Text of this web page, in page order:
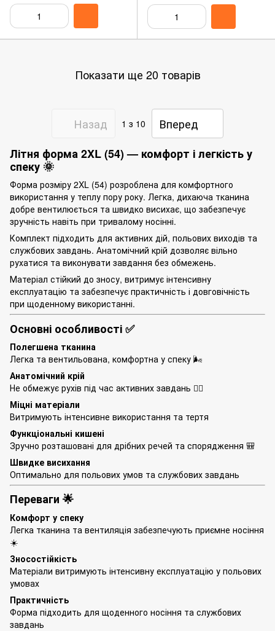
Показати ще 20 товарів
Назад 1 з 10
Вперед
Літня форма 2XL (54) — комфорт і легкість у
спеку 🌞
Форма розміру 2XL (54) розроблена для комфортного
використання у теплу пору року. Легка, дихаюча тканина
добре вентилюється та швидко висихає, що забезпечує
зручність навіть при тривалому носінні.
Комплект підходить для активних дій, польових виходів та
службових завдань. Анатомічний крій дозволяє вільно
рухатися та виконувати завдання без обмежень.
Матеріал стійкий до зносу, витримує інтенсивну
експлуатацію та забезпечує практичність і довговічність
при щоденному використанні.
Основні особливості ✅
Полегшена тканина
Легка та вентильована, комфортна у спеку 🌬️
Анатомічний крій
Не обмежує рухів під час активних завдань 🏃‍♂️
Міцні матеріали
Витримують інтенсивне використання та тертя
Функціональні кишені
Зручно розташовані для дрібних речей та спорядження 🎒
Швидке висихання
Оптимально для польових умов та службових завдань
Переваги 🌟
Комфорт у спеку
Легка тканина та вентиляція забезпечують приємне носіння
☀️
Зносостійкість
Матеріали витримують інтенсивну експлуатацію у польових
умовах
Практичність
Форма підходить для щоденного носіння та службових
завдань